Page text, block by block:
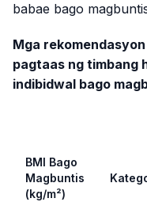
babae bago
Mga
pagtaas ng timbang
indibidwal bago
BMI Bago
Magbuntis
(kg/m²)